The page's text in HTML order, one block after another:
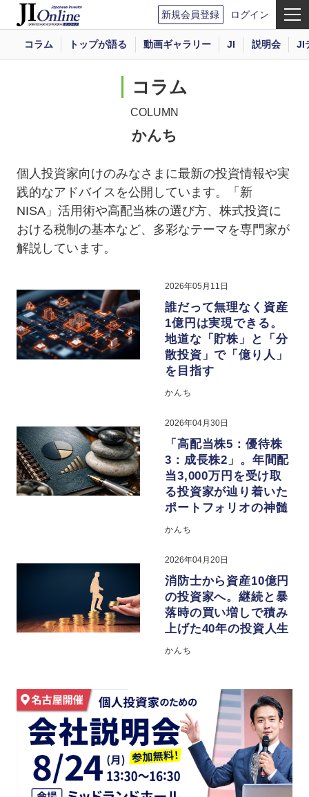
新規会員登録 ログイン
コラム トップが語る 動画ギャラリー JI 説明会 JI
コラム
COLUMN
かんち
個人投資家向けのみなさまに最新の投資情報や実
践的なアドバイスを公開しています。「新
NISA」活用術や高配当株の選び方、株式投資に
おける税制の基本など、多彩なテーマを専門家が
解説しています。
2026年05月11日
誰だって無理なく資産
1億円は実現できる。
地道な「貯株」と「分
散投資」で「億り人」
を目指す
かんち
2026年04月30日
「高配当株5：優待株
3：成長株2」。年間配
当3,000万円を受け取
る投資家が辿り着いた
ポートフォリオの神髄
かんち
2026年04月20日
消防士から資産10億円
の投資家へ。継続と暴
落時の買い増しで積み
上げた40年の投資人生
かんち